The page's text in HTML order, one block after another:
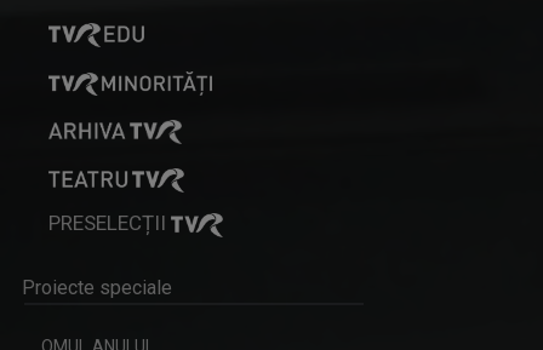
Reportaj care tratează sau anchetează ...
PRESELECȚII
Proiecte speciale